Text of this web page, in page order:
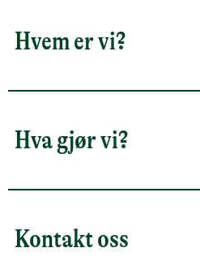
Hvem er vi?
Hva gjør vi?
Kontakt oss